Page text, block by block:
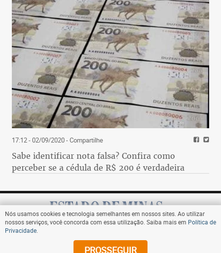
17:12 - 02/09/2020- Compartilhe
Sabe identificar nota falsa? Confira como
perceber se a cédula de R$ 200 é verdadeira
Assine
Nós usamos cookies e tecnologia semelhantes em nossos sites. Ao utilizar
nossos serviços, você concorda com essa utilização. Saiba mais em Política de
Privacidade
PROSSEGUIR